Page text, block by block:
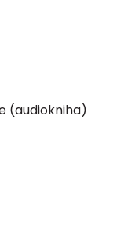
(audiokniha)